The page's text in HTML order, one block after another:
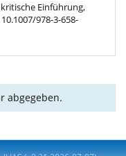
Einführung,
978-3-658-
abgegeben.